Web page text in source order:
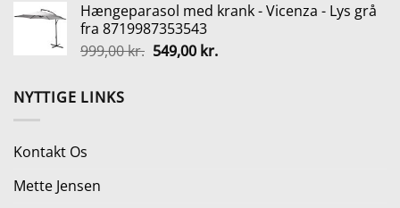
pris
var:
1.350,00 kr..
pris
Hængeparasol med krank - Vicenza - Lys grå
fra 8719987353543
999,00kr. Den
549,00 kr.Den
NYTTIGE LINKS
Kontakt Os
Mette Jensen